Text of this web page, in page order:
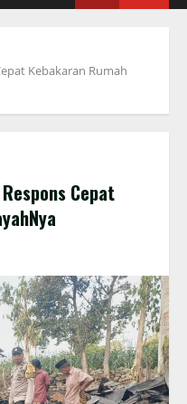
Kebakaran Rumah
Cepat